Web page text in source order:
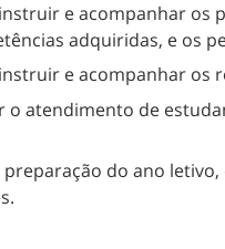
e acompanhar os
adquiridas, e os
e acompanhar os
o atendimento de
preparação do ano